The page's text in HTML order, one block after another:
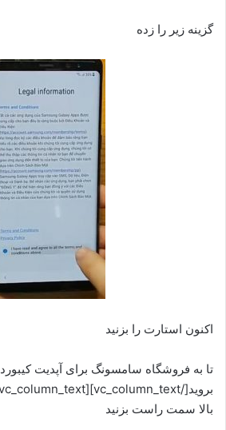
گزینه زیر را زده
اکنون استارت را بزنید
تا به فروشگاه سامسونگ برای آپدیت کیبورد
بالا سمت راست بزنید